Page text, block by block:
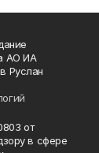
АО ИА
Руслан
от
в сфере